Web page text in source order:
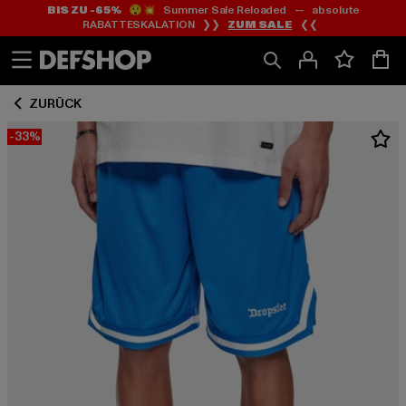
Zum
Inhalt
springen
Zum
Fußzeile
springen
BIS ZU -65%😲💥 Summer Sale Reloaded — absolute
RABATTESKALATION ❯❯ ZUM SALE ❮❮
ZURÜCK
-33%